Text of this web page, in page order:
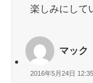
楽しみにして
マック
2016年5月24日